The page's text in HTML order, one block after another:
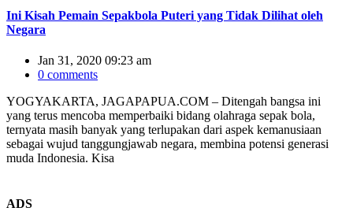
Ini Kisah Pemain Sepakbola Puteri yang Tidak Dilihat oleh
Negara
Jan 31, 2020 09:23 am
0 comments
YOGYAKARTA, JAGAPAPUA.COM – Ditengah bangsa ini
yang terus mencoba memperbaiki bidang olahraga sepak bola,
ternyata masih banyak yang terlupakan dari aspek kemanusiaan
sebagai wujud tanggungjawab negara, membina potensi generasi
muda Indonesia. Kisa
ADS